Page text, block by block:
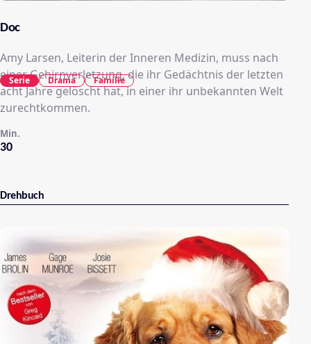
Doc
Amy Larsen, Leiterin der Inneren Medizin, muss nach
einer Gehirnverletzung, die ihr Gedächtnis der letzten
acht Jahre gelöscht hat, in einer ihr unbekannten Welt
zurechtkommen.
30
Min.
Serie Drama Familie
Drehbuch